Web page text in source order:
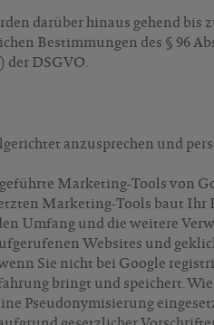
darüber hinaus gehend bis
Bestimmungen des § 96
DSGVO.
anzusprechen und
Marketing-Tools von
Marketing-Tools baut
Umfang und die weitere
Websites und
Sie nicht bei Google
bringt und speichert.
Pseudonymisierung